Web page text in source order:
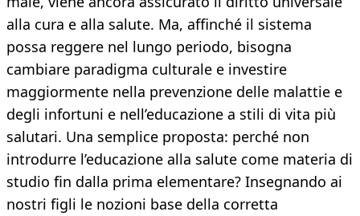
alla cura e alla salute. Ma, affinché il sistema
possa reggere nel lungo periodo, bisogna
cambiare paradigma culturale e investire
maggiormente nella prevenzione delle malattie e
degli infortuni e nell’educazione a stili di vita più
salutari. Una semplice proposta: perché non
introdurre l’educazione alla salute come materia di
studio fin dalla prima elementare? Insegnando ai
nostri figli le nozioni base della corretta